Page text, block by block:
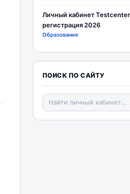
Личный кабинет
регистрация 2026
Образование
ПОИСК ПО САЙТУ